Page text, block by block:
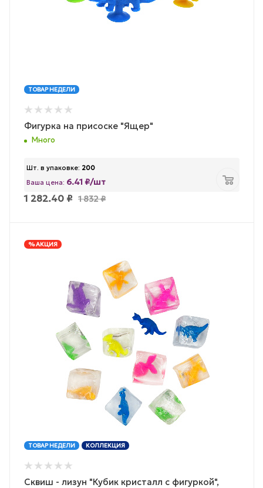
ТОВАР НЕДЕЛИ
Фигурка на присоске "Ящер"
Много
Шт. в упаковке: 200
Ваша цена: 6.41 ₽/шт
1 282.40 ₽ 1 832₽
% АКЦИЯ
ТОВАР НЕДЕЛИ КОЛЛЕКЦИЯ
Сквиш - лизун "Кубик кристалл с фигуркой",